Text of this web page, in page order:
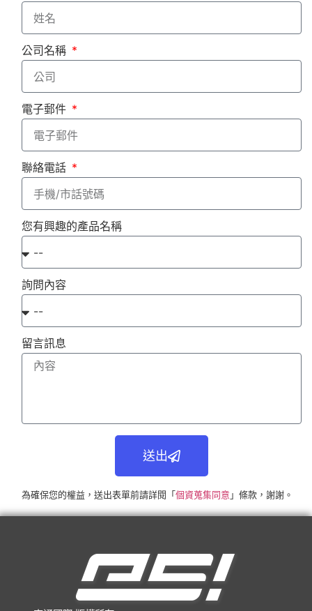
公司名稱
電子郵件
聯絡電話
您有興趣的產品名稱
詢問內容
留言訊息
送出
為確保您的權益，送出表單前請詳閱「個資蒐集同意 」條款，謝謝。